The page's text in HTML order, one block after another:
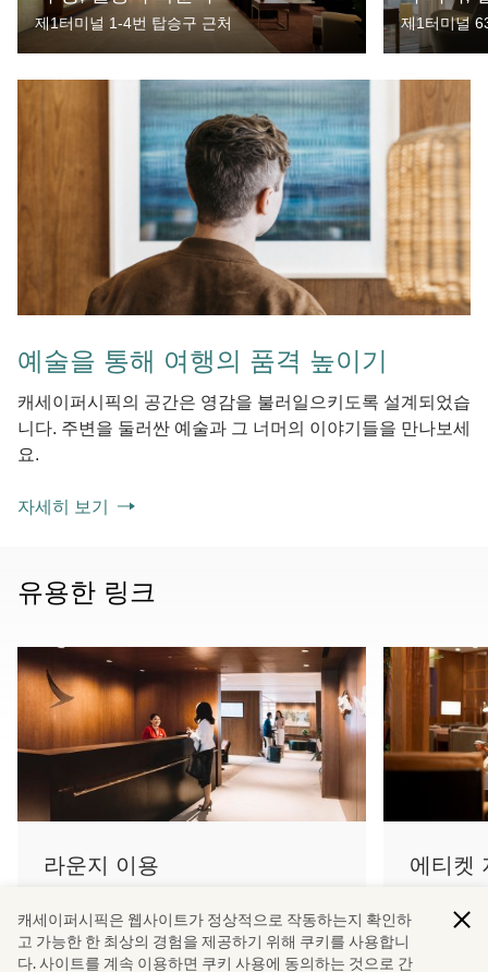
제1터미널 1-4번 탑승구 근처 제1터미널
예술을 통해 여행의 품격 높이기
캐세이퍼시픽의 공간은 영감을 불러일으키도록 설계되었습
니다. 주변을 둘러싼 예술과 그 너머의 이야기들을 만나보세
요.
자세히 보기
유용한 링크
라운지 이용 에티켓
캐세이퍼시픽은 웹사이트가 정상적으로 작동하는지 확인하
고 가능한 한 최상의 경험을 제공하기 위해 쿠키를 사용합니
다. 사이트를 계속 이용하면 쿠키 사용에 동의하는 것으로 간